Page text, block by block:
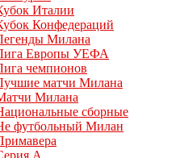
Италии
Конфедераций
Милана
Европы УЕФА
чемпионов
матчи Милана
Милана
сборные
футбольный Милан
А